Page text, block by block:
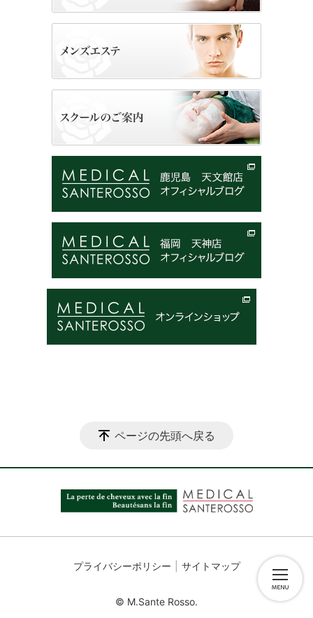
ページの先頭へ戻る
プライバシーポリシー サイトマップ
© M.Sante Rosso.